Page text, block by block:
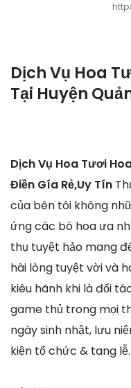
Dịch Vụ Hoa
Tại Huyện
Dịch Vụ Hoa Tươi
Điền Gía Rẻ,Uy Tín
của bên tôi không
ứng các bó hoa ưa
thụ tuyệt hảo mang
hài lòng tuyệt vời và
kiêu hãnh khi là đối
game thủ trong mọi
ngày sinh nhật, lưu
kiện tổ chức & tang lễ.